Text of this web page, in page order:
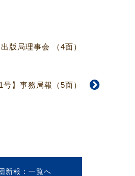
出版局理事会 （4面）
号】事務局報（5面）
新報